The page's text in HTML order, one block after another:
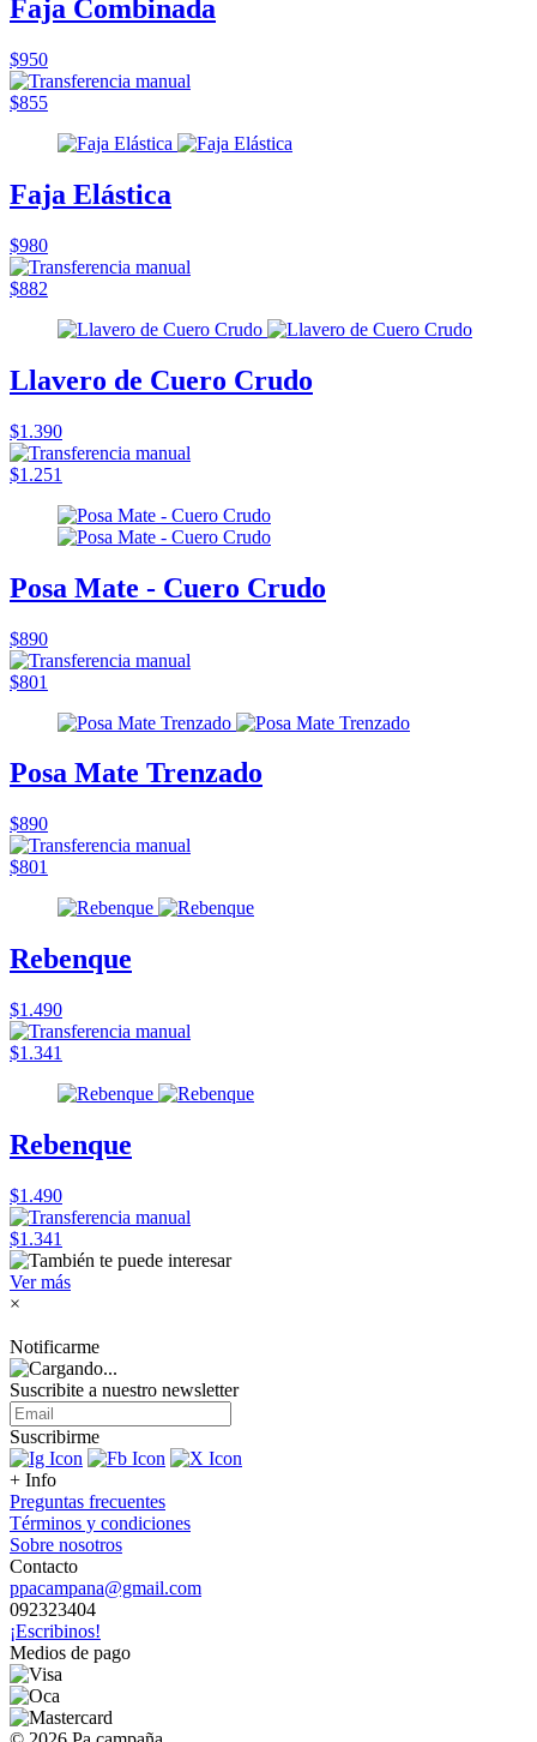
Faja Combinada
$950
$855
Faja Elástica
$980
$882
Llavero de Cuero Crudo
$1.390
$1.251
Posa Mate - Cuero Crudo
$890
$801
Posa Mate Trenzado
$890
$801
Rebenque
$1.490
$1.341
Rebenque
$1.490
$1.341
Ver más
×
Notificarme
Suscribite a nuestro newsletter
Suscribirme
+ Info
Preguntas frecuentes
Términos y condiciones
Sobre nosotros
Contacto
ppacampana@gmail.com
092323404
¡Escribinos!
Medios de pago